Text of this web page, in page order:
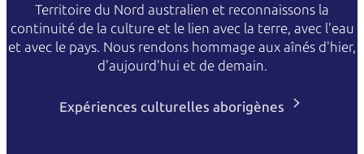
Territoire du Nord australien et reconnaissons la
continuité de la culture et le lien avec la terre, avec l'eau
et avec le pays. Nous rendons hommage aux aînés d'hier,
d'aujourd'hui et de demain.
Expériences culturelles aborigènes